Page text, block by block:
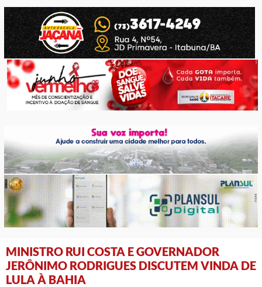
MINISTRO RUI COSTA E GOVERNADOR
JERÔNIMO RODRIGUES DISCUTEM VINDA DE
LULA À BAHIA